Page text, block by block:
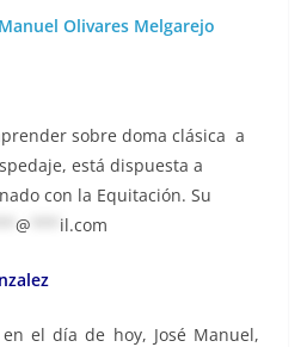
Olivares Melgarejo
sobre doma clásica a
está dispuesta a
con la Equitación. Su
@ il.com
el día de hoy, José Manuel,